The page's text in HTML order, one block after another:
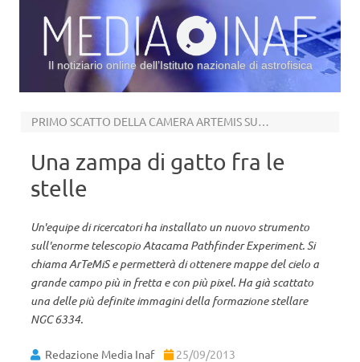
Il notiziario online dell’Istituto nazionale di astrofisica
PRIMO SCATTO DELLA CAMERA ARTEMIS SU APEX
Una zampa di gatto fra le
stelle
Un'equipe di ricercatori ha installato un nuovo strumento
sull'enorme telescopio Atacama Pathfinder Experiment. Si
chiama ArTeMiS e permetterà di ottenere mappe del cielo a
grande campo più in fretta e con più pixel. Ha già scattato
una delle più definite immagini della formazione stellare
NGC 6334.
Redazione Media Inaf 25/09/2013